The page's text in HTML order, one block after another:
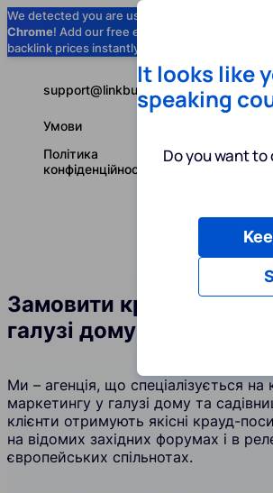
We detected you are using
Chrome! Add our free extension to check
backlink prices instantly as you browse.
support@linkbuilder.com
Умови
Політика
конфіденційності
Замовити крауд-
галузі дому та
Ми – агенція, що спеціалізується на
маркетингу у галузі дому та
клієнти отримують якісні крауд-
на відомих західних форумах і в
європейських спільнотах.
It looks like
speaking
Do you want